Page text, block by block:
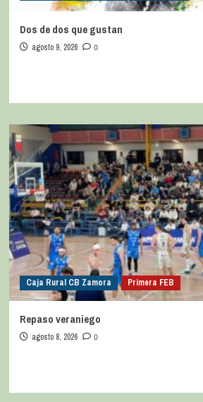
Dos de dos que gustan
agosto 9, 2026 0
Caja Rural CB Zamora Primera FEB
Repaso veraniego
agosto 8, 2026 0